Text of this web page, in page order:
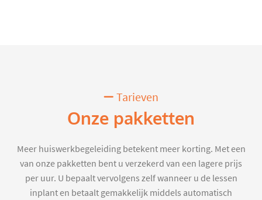
Tarieven
Onze pakketten
Meer huiswerkbegeleiding betekent meer korting. Met een
van onze pakketten bent u verzekerd van een lagere prijs
per uur. U bepaalt vervolgens zelf wanneer u de lessen
inplant en betaalt gemakkelijk middels automatisch